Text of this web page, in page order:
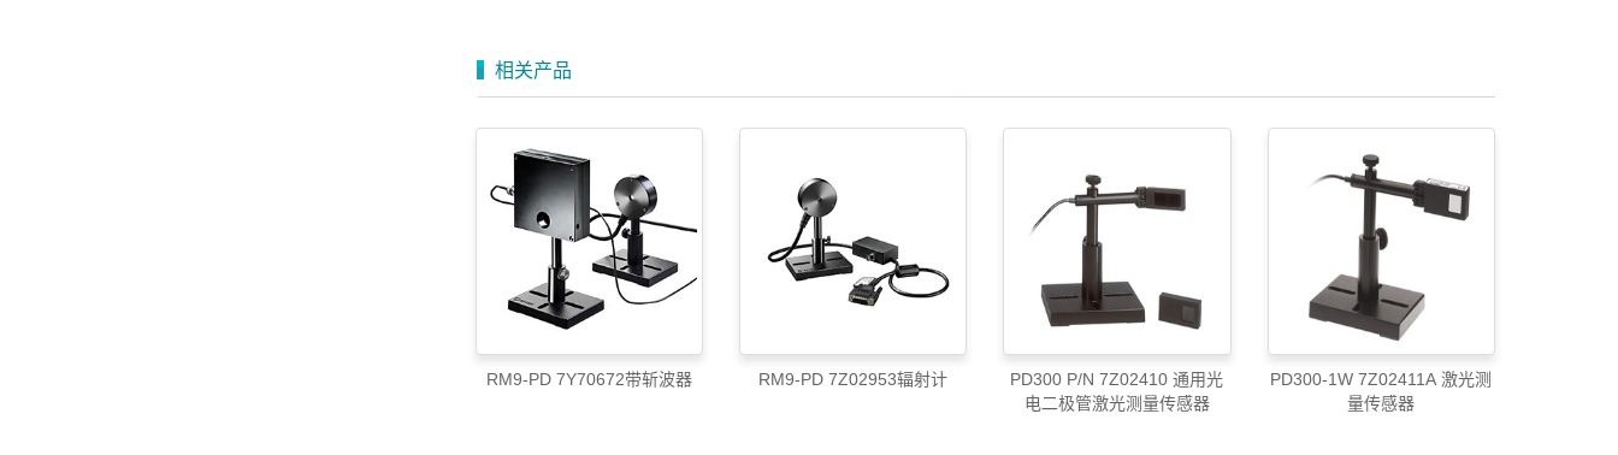
相关产品
RM9-PD 7Y70672带斩波器 RM9-PD 7Z02953辐射计
PD300 P/N 7Z02410 通用光
电二极管激光测量传感器
PD300-1W 7Z02411A 激光测
量传感器